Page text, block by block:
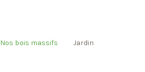
Nos bois massifs Jardin